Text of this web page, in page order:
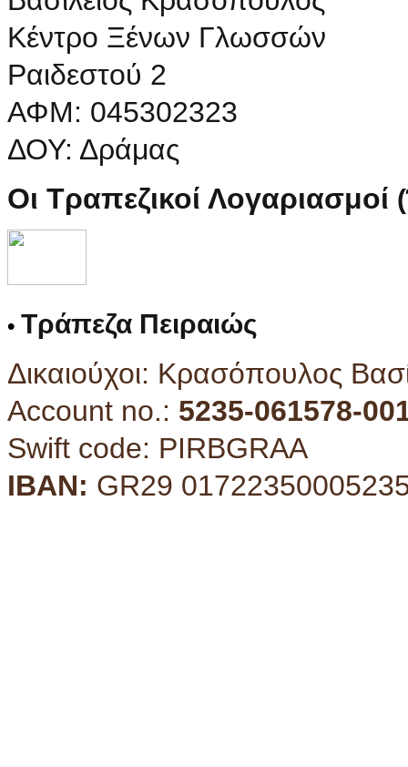
Κέντρο Ξένων Γλωσσών
Ραιδεστού 2
ΑΦΜ: 045302323
ΔΟΥ: Δράμας
Οι Τραπεζικοί Λογαριασμοί
• Τράπεζα Πειραιώς
Δικαιούχοι: Κρασόπουλος
Account no.: 5235-061578-
Swift code: PIRBGRAA
IBAN: GR29